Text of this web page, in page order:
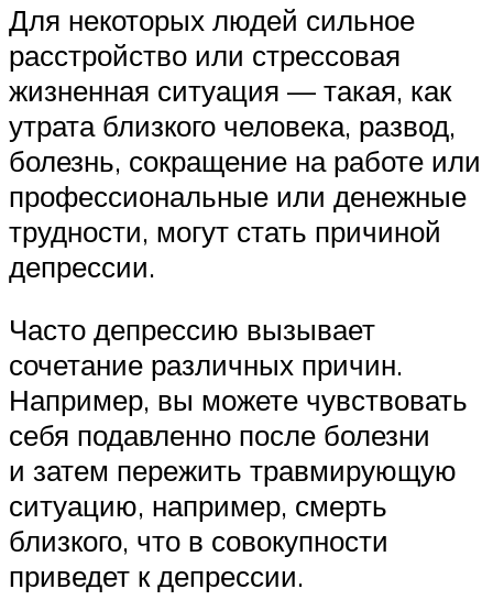
Для некоторых людей сильное
расстройство или стрессовая
жизненная ситуация — такая, как
утрата близкого человека, развод,
болезнь, сокращение на работе или
профессиональные или денежные
трудности, могут стать причиной
депрессии.
Часто депрессию вызывает
сочетание различных причин.
Например, вы можете чувствовать
себя подавленно после болезни
и затем пережить травмирующую
ситуацию, например, смерть
близкого, что в совокупности
приведет к депрессии.